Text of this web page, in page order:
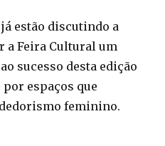
estão discutindo a
a Feira Cultural um
sucesso desta edição
por espaços que
feminino.